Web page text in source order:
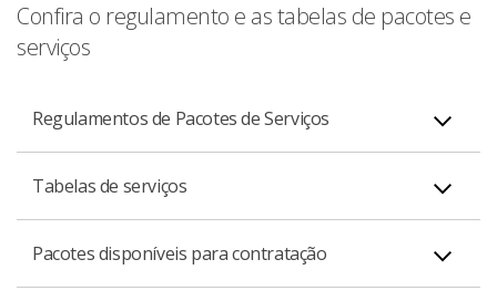
Confira o regulamento e as tabelas de pacotes e
serviços
Regulamentos de Pacotes de Serviços
Família Avançar PDF
Tabelas de serviços
Pacotes disponíveis para contratação